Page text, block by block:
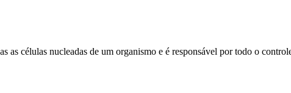
células nucleadas de um organismo e é responsável por todo o